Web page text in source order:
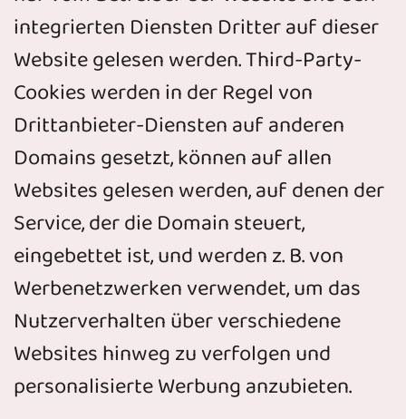
integrierten Diensten Dritter auf dieser
Website gelesen werden. Third-Party-
Cookies werden in der Regel von
Drittanbieter-Diensten auf anderen
Domains gesetzt, können auf allen
Websites gelesen werden, auf denen der
Service, der die Domain steuert,
eingebettet ist, und werden z. B. von
Werbenetzwerken verwendet, um das
Nutzerverhalten über verschiedene
Websites hinweg zu verfolgen und
personalisierte Werbung anzubieten.